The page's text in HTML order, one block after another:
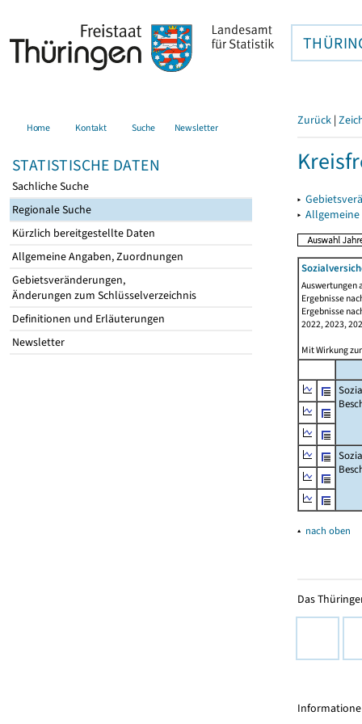
Home Kontakt Suche Newsletter
STATISTISCHE DATEN
Sachliche Suche
Regionale Suche
Kürzlich bereitgestellte Daten
Allgemeine Angaben, Zuordnungen
Gebietsveränderungen,
Änderungen zum Schlüsselverzeichnis
Definitionen und Erläuterungen
Newsletter
Zurück |
▸
▸
Auswertungen
Ergebnisse
Ergebnisse
2022, 2023,
Mit Wirkung
▴ nach oben
Das